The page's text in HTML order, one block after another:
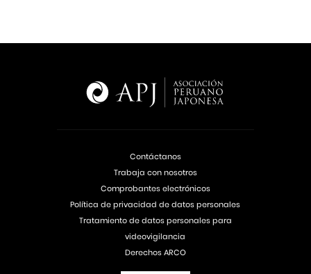
Contáctanos
Trabaja con nosotros
Comprobantes electrónicos
Política de privacidad de datos personales
Tratamiento de datos personales para
videovigilancia
Derechos ARCO